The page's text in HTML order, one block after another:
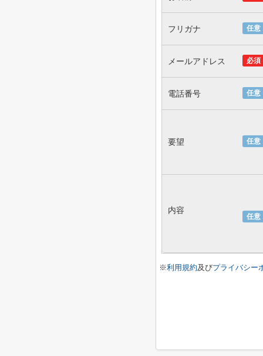
任意
フリガナ
必須
メールアドレス
任意
電話番号
任意
要望
任意
内容
※利用規約及びプライバシー